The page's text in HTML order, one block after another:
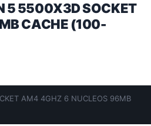
5 5500X3D SOCKET
CACHE (100-
AM4 4GHZ 6 NUCLEOS 96MB